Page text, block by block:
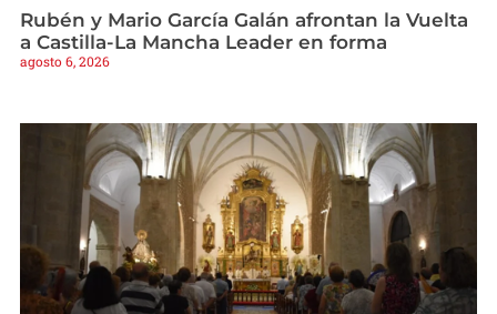
Rubén y Mario García Galán afrontan la Vuelta
a Castilla-La Mancha Leader en forma
agosto 6, 2026